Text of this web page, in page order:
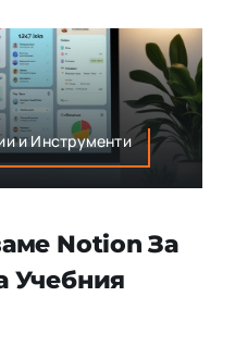
и Инструменти
Notion За
Учебния